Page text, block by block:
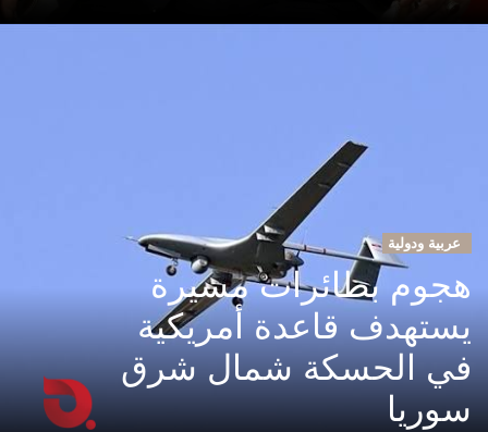
عربية ودولية
هجوم بطائرات مسيرة
يستهدف قاعدة أمريكية
في الحسكة شمال شرق
سوريا